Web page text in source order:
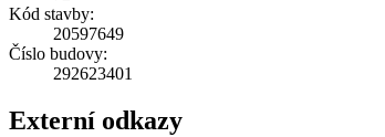
Kód stavby:
20597649
Číslo budovy:
292623401
Externí odkazy